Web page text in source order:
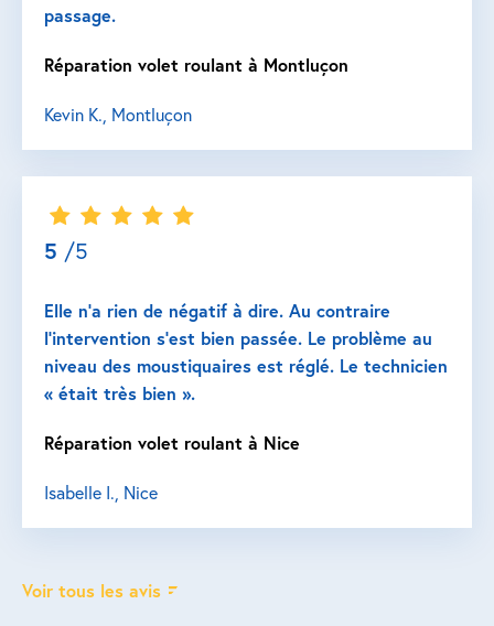
passage.
Réparation volet roulant à Montluçon
Kevin K., Montluçon
5 /5
Elle n’a rien de négatif à dire. Au contraire
l’intervention s’est bien passée. Le problème au
niveau des moustiquaires est réglé. Le technicien
« était très bien ».
Réparation volet roulant à Nice
Isabelle I., Nice
Voir tous les avis